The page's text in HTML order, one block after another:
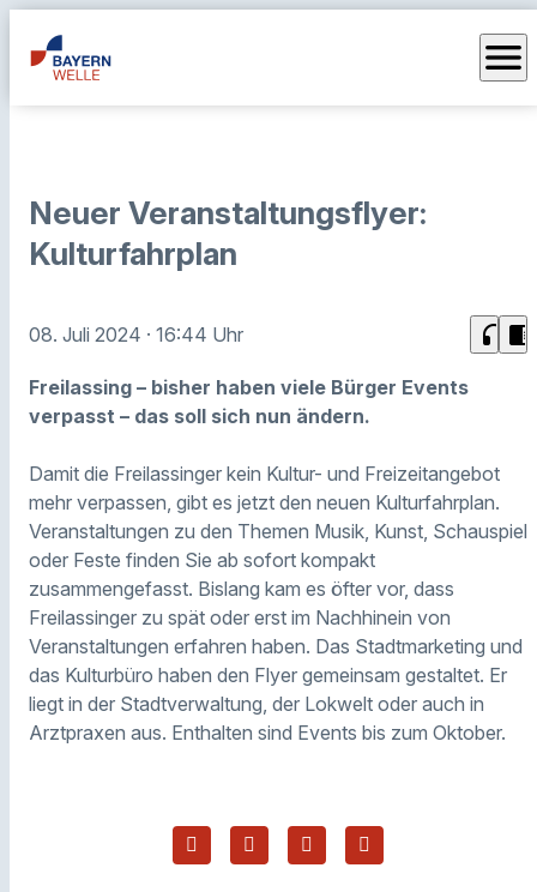
menu
Neuer Veranstaltungsflyer:
Kulturfahrplan
08. Juli 2024 · 16:44 Uhr headphones chrome_reader_mode
Freilassing – bisher haben viele Bürger Events
verpasst – das soll sich nun ändern.
Damit die Freilassinger kein Kultur- und Freizeitangebot
mehr verpassen, gibt es jetzt den neuen Kulturfahrplan.
Veranstaltungen zu den Themen Musik, Kunst, Schauspiel
oder Feste finden Sie ab sofort kompakt
zusammengefasst. Bislang kam es öfter vor, dass
Freilassinger zu spät oder erst im Nachhinein von
Veranstaltungen erfahren haben. Das Stadtmarketing und
das Kulturbüro haben den Flyer gemeinsam gestaltet. Er
liegt in der Stadtverwaltung, der Lokwelt oder auch in
Arztpraxen aus. Enthalten sind Events bis zum Oktober.